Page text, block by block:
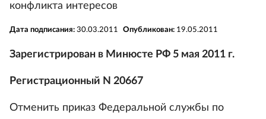
конфликта интересов
Дата подписания: 30.03.2011 Опубликован: 19.05.2011
Зарегистрирован в Минюсте РФ 5 мая 2011 г.
Регистрационный N 20667
Отменить приказ Федеральной службы по